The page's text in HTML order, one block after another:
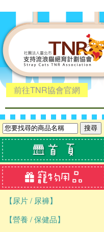
前往TNR協會官網
【尿片 / 尿褲】
【營養 / 保健品】